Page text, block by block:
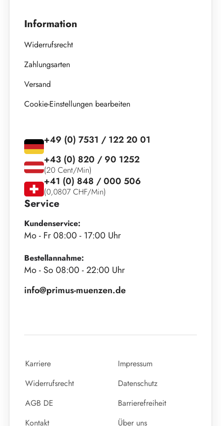
Information
Widerrufsrecht
Zahlungsarten
Versand
Cookie-Einstellungen bearbeiten
Service
Kundenservice:
Mo - Fr 08:00 - 17:00 Uhr
Bestellannahme:
Mo - So 08:00 - 22:00 Uhr
info@primus-muenzen.de
+49 (0) 7531 / 122 20 01
+43 (0) 820 / 90 1252
(20 Cent/Min)
+41 (0) 848 / 000 506
(0,0807 CHF/Min)
Karriere
Impressum
Widerrufsrecht
Datenschutz
AGB DE
Barrierefreiheit
Kontakt
Über uns